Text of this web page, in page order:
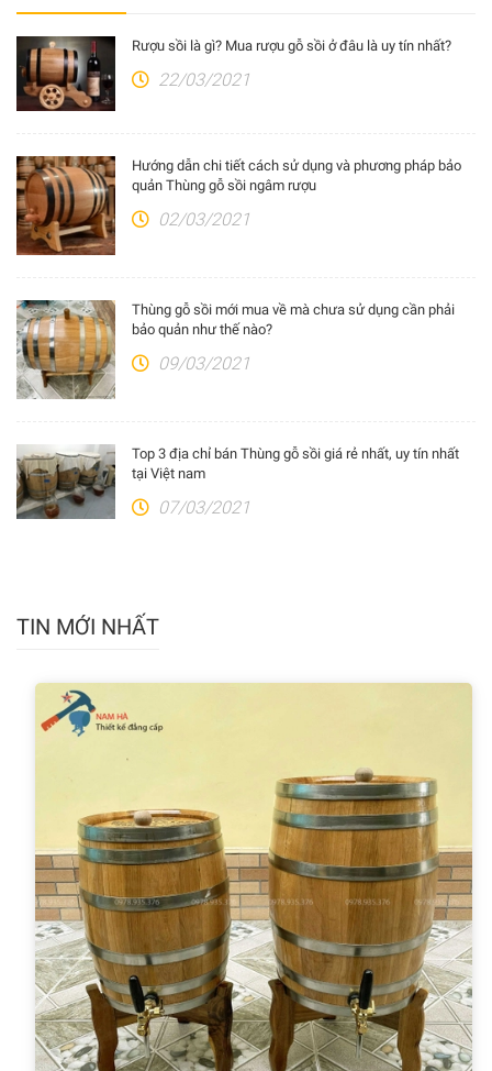
Rượu sồi là gì? Mua rượu gỗ sồi ở đâu là uy tín nhất?
22/03/2021
Hướng dẫn chi tiết cách sử dụng và phương pháp bảo
quản Thùng gỗ sồi ngâm rượu
02/03/2021
Thùng gỗ sồi mới mua về mà chưa sử dụng cần phải
bảo quản như thế nào?
09/03/2021
Top 3 địa chỉ bán Thùng gỗ sồi giá rẻ nhất, uy tín nhất
tại Việt nam
07/03/2021
TIN MỚI NHẤT